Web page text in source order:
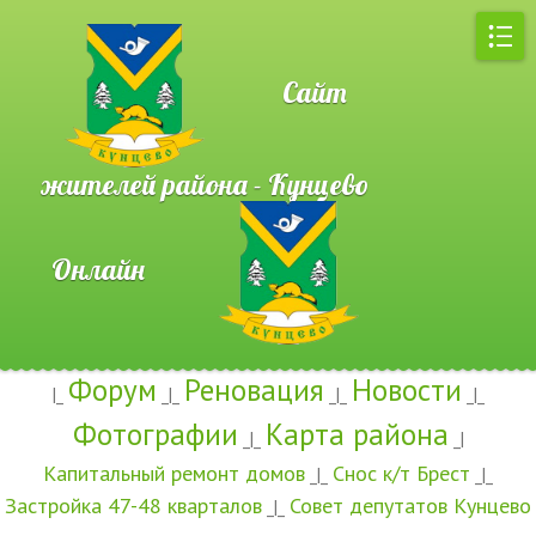
Сайт
жителей района - Кунцево
Онлайн
|_ Форум _|_ Реновация _|_ Новости _|_
Фотографии _|_ Карта района _|
Капитальный ремонт домов _|_ Снос к/т Брест _|_
Застройка 47-48 кварталов _|_ Совет депутатов Кунцево